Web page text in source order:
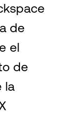
de
el
de
la